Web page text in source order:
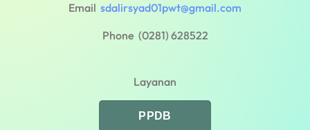
Email sdalirsyad01pwt@gmail.com
Phone (0281) 628522
Layanan
PPDB